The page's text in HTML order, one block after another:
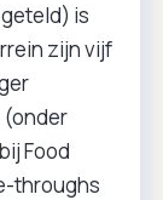
is
zijn vijf
(onder
Food
throughs